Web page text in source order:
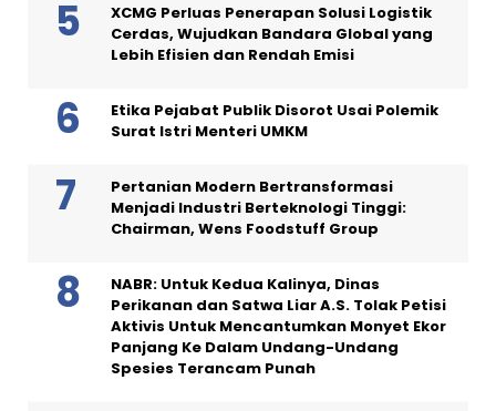
XCMG Perluas Penerapan Solusi Logistik
Cerdas, Wujudkan Bandara Global yang
Lebih Efisien dan Rendah Emisi
Etika Pejabat Publik Disorot Usai Polemik
Surat Istri Menteri UMKM
Pertanian Modern Bertransformasi
Menjadi Industri Berteknologi Tinggi:
Chairman, Wens Foodstuff Group
NABR: Untuk Kedua Kalinya, Dinas
Perikanan dan Satwa Liar A.S. Tolak Petisi
Aktivis Untuk Mencantumkan Monyet Ekor
Panjang Ke Dalam Undang-Undang
Spesies Terancam Punah